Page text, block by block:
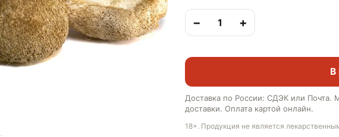
− 1 +
В
Доставка по России: СДЭК или Почта.
доставки. Оплата картой онлайн.
18+. Продукция не является